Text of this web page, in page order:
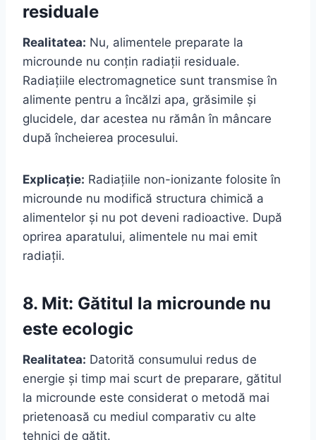
residuale
Realitatea: Nu, alimentele preparate la
microunde nu conțin radiații residuale.
Radiațiile electromagnetice sunt transmise în
alimente pentru a încălzi apa, grăsimile și
glucidele, dar acestea nu rămân în mâncare
după încheierea procesului.
Explicație: Radiațiile non-ionizante folosite în
microunde nu modifică structura chimică a
alimentelor și nu pot deveni radioactive. După
oprirea aparatului, alimentele nu mai emit
radiații.
8. Mit: Gătitul la microunde nu
este ecologic
Realitatea: Datorită consumului redus de
energie și timp mai scurt de preparare, gătitul
la microunde este considerat o metodă mai
prietenoasă cu mediul comparativ cu alte
tehnici de gătit.